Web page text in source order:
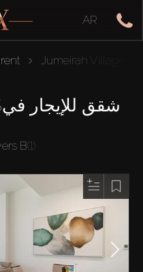
AR
Jumeirah Village
شقق للإيجار فيBLOOM TOWERS
B(1)